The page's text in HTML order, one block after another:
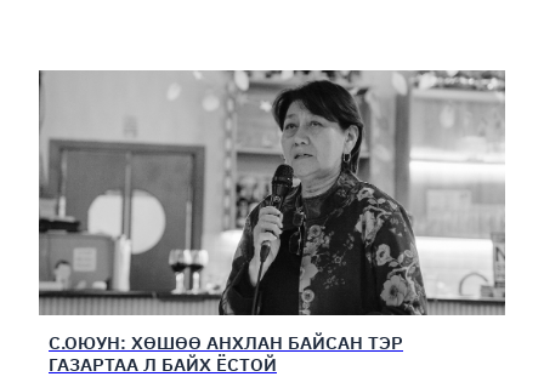
С.ОЮУН: ХӨШӨӨ АНХЛАН БАЙСАН ТЭР
ГАЗАРТАА Л БАЙХ ЁСТОЙ